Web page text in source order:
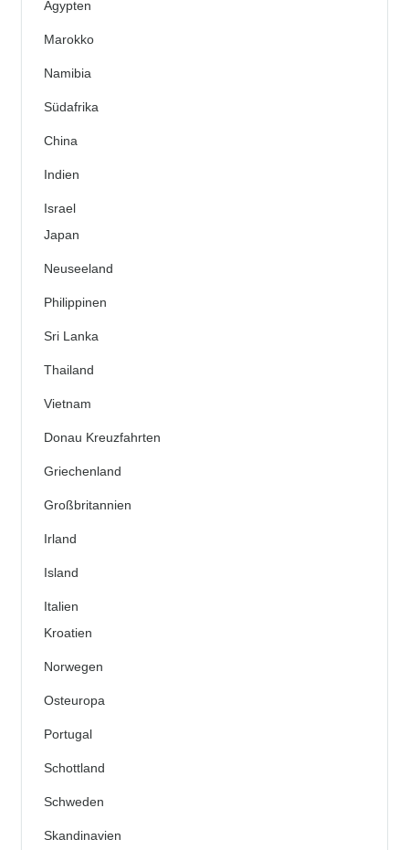
Ägypten
Marokko
Namibia
Südafrika
China
Indien
Israel
Japan
Neuseeland
Philippinen
Sri Lanka
Thailand
Vietnam
Donau Kreuzfahrten
Griechenland
Großbritannien
Irland
Island
Italien
Kroatien
Norwegen
Osteuropa
Portugal
Schottland
Schweden
Skandinavien